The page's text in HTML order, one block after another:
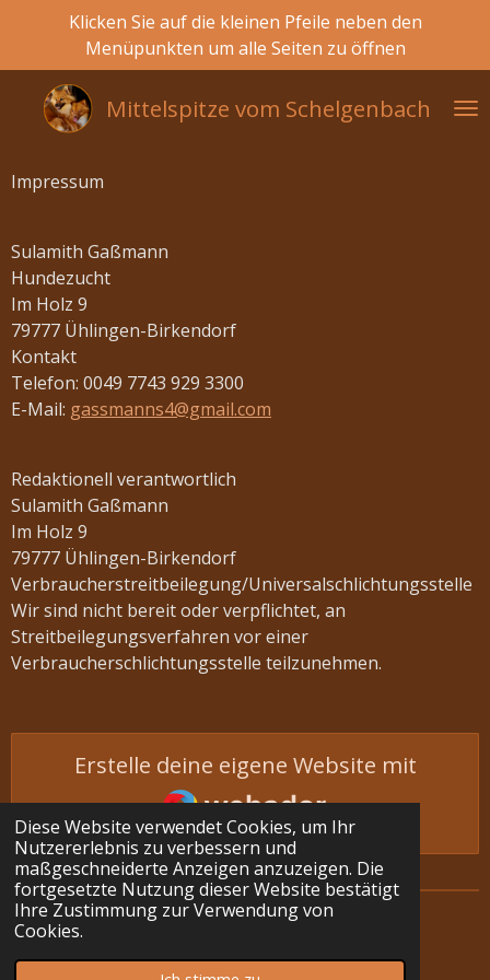
Diese Website verwendet Cookies, um Ihr
Nutzererlebnis zu verbessern und
maßgeschneiderte Anzeigen anzuzeigen. Die
fortgesetzte Nutzung dieser Website bestätigt
Ihre Zustimmung zur Verwendung von
Cookies.
Hauptinhalt
springen
Mittelspitze vom Schelgenbach
Klicken Sie auf die kleinen Pfeile neben den
Menüpunkten um alle Seiten zu öffnen
Impressum
Sulamith Gaßmann
Hundezucht
Im Holz 9
79777 Ühlingen-Birkendorf
Kontakt
Telefon: 0049 7743 929 3300
E-Mail: gassmanns4@gmail.com
Redaktionell verantwortlich
Sulamith Gaßmann
Im Holz 9
79777 Ühlingen-Birkendorf
Verbraucherstreitbeilegung/Universalschlichtungsstelle
Wir sind nicht bereit oder verpflichtet, an
Streitbeilegungsverfahren vor einer
Verbraucherschlichtungsstelle teilzunehmen.
Erstelle deine eigene Website mit
Webador
Impressum